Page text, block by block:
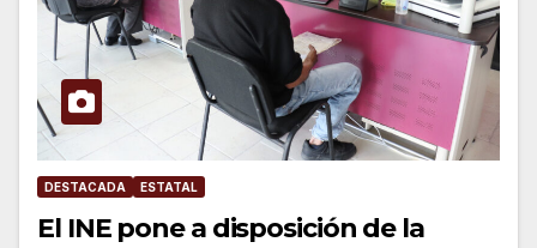
DESTACADA ESTATAL
El INE pone a disposición de la